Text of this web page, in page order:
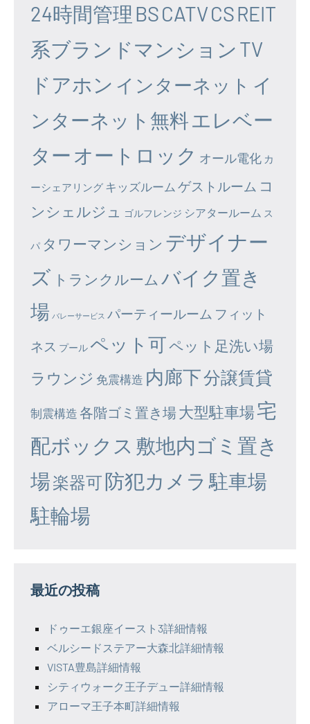
24時間管理 BSCATVCSREIT
系ブランドマンション TV
ドアホン インターネット イ
ンターネット無料エレベー
ター オートロック オール電化 カ
ーシェアリング キッズルーム ゲストルーム コ
ンシェルジュ
ゴルフレンジ シアタールーム ス
パ タワーマンション デザイナー
ズ トランクルーム バイク置き
場 バレーサービス パーティールーム フィット
ネス プール ペット可ペット足洗い場
ラウンジ 免震構造 内廊下分譲賃貸
制震構造 各階ゴミ置き場大型駐車場宅
配ボックス 敷地内ゴミ置き
場楽器可防犯カメラ 駐車場
駐輪場
最近の投稿
ドゥーエ銀座イースト3詳細情報
ベルシードステアー大森北詳細情報
VISTA豊島詳細情報
シティウォーク王子デュー詳細情報
アローマ王子本町詳細情報